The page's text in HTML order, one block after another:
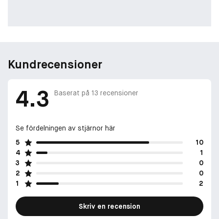
Kundrecensioner
4.3 Baserat på 13 recensioner
Se fördelningen av stjärnor här
5
10
4
1
3
0
2
0
1
2
Skriv en recension